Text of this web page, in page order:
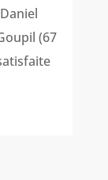
(67